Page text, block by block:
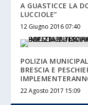
A GUASTICCE LA
LUCCIOLE”
12 Giugno 2016 07:40
POLIZIA
BRESCIA E
22 Agosto 2017 15:09